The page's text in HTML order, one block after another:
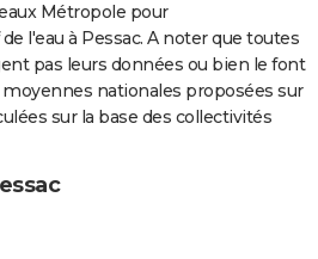
Métropole pour
l'eau à Pessac. A noter que toutes
pas leurs données ou bien le font
nationales proposées sur
sur la base des collectivités